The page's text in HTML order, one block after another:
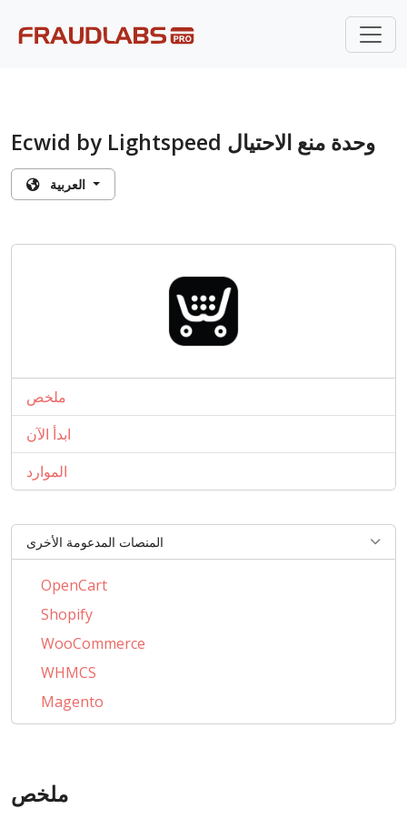
Ecwid by Lightspeed وحدة منع الاحتيال
ملخص
ابدأ الآن
الموارد
المنصات المدعومة الأخرى
OpenCart
Shopify
WooCommerce
WHMCS
Magento
PrestaShop
AbanteCartملخص